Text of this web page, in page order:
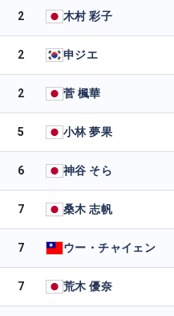
2 木村 彩子
2 申ジエ
2 菅 楓華
5 小林 夢果
6 神谷 そら
7 桑木 志帆
7 ウー・チャイェン
7 荒木 優奈